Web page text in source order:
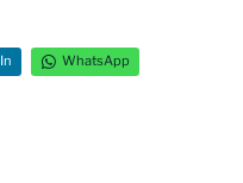
WhatsApp